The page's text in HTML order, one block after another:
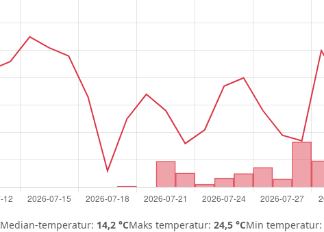
Median-temperatur: 14,2 °CMaks temperatur: 24,5 °CMin temperatur: